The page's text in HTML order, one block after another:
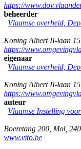
https://
beheerder
Vlaamse overheid,
Koning Albert II-laan
https://
eigenaar
Vlaamse overheid,
Koning Albert II-laan
https://
auteur
Vlaamse Instelling
Boeretang 200 Mol
www.vito.be